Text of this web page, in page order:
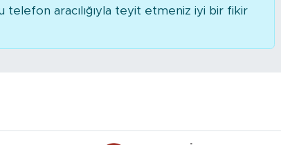
telefon aracılığıyla teyit etmeniz iyi bir fikir